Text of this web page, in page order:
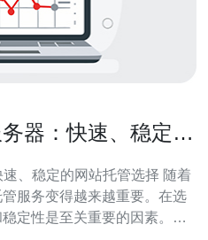
器：快速、稳定的
稳定的网站托管选择 随着
服务变得越来越重要。在选
定性是至关重要的因素。